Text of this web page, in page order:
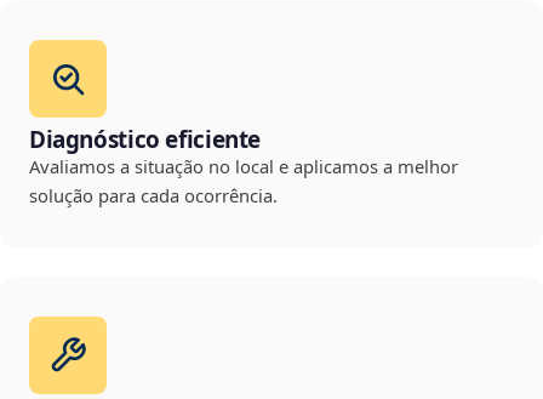
Diagnóstico eficiente
Avaliamos a situação no local e aplicamos a melhor
solução para cada ocorrência.